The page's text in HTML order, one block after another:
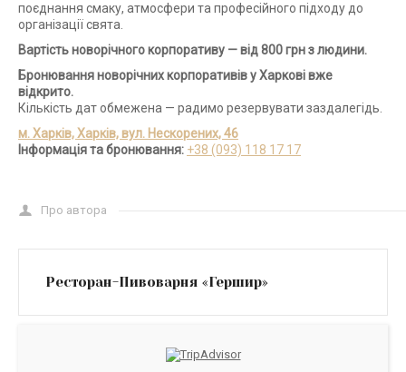
поєднання смаку, атмосфери та професійного підходу до
організації свята.
Вартість новорічного корпоративу — від 800 грн з людини.
Бронювання новорічних корпоративів у Харкові вже
відкрито.
Кількість дат обмежена — радимо резервувати заздалегідь.
м. Харків, Харків, вул. Нескорених, 46
Інформація та бронювання: +38 (093) 118 17 17
Про автора
Ресторан-Пивоварня «Гершир»